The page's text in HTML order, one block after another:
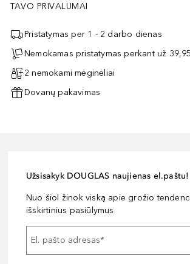
TAVO PRIVALUMAI
Pristatymas per 1 - 2 darbo dienas
Nemokamas pristatymas perkant už
2 nemokami mėginėliai
Dovanų pakavimas
Užsisakyk DOUGLAS naujienas el.paštu!
Nuo šiol žinok viską apie grožio
išskirtinius pasiūlymus
El. pašto adresas*